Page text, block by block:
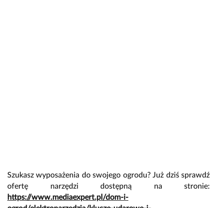
Szukasz wyposażenia do swojego ogrodu? Już dziś sprawdź
ofertę narzędzi dostępną na stronie:
https://www.mediaexpert.pl/dom-i-